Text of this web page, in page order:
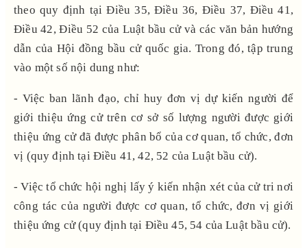
theo quy định tại Điều 35, Điều 36, Điều 37, Điều 41,
Điều 42, Điều 52 của Luật bầu cử và các văn bản hướng
dẫn của Hội đồng bầu cử quốc gia. Trong đó, tập trung
vào một số nội dung như:
- Việc ban lãnh đạo, chỉ huy đơn vị dự kiến người để
giới thiệu ứng cử trên cơ sở số lượng người được giới
thiệu ứng cử đã được phân bổ của cơ quan, tổ chức, đơn
vị (quy định tại Điều 41, 42, 52 của Luật bầu cử).
- Việc tổ chức hội nghị lấy ý kiến nhận xét củacử tri nơi
công táccủa người được cơ quan, tổ chức, đơn vị giới
thiệu ứng cử (quy định tại Điều 45, 54 của Luật bầu cử).